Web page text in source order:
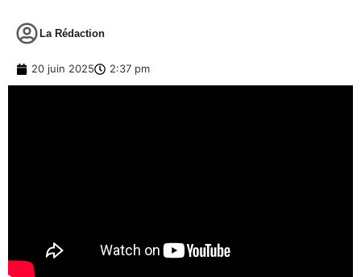
La Rédaction
20 juin 2025 2:37 pm